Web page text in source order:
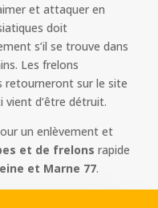
et attaquer en
doit
s’il se trouve dans
Les frelons
retourneront sur le site
vient d’être détruit.
un enlèvement et
et de frelons rapide
et Marne 77.